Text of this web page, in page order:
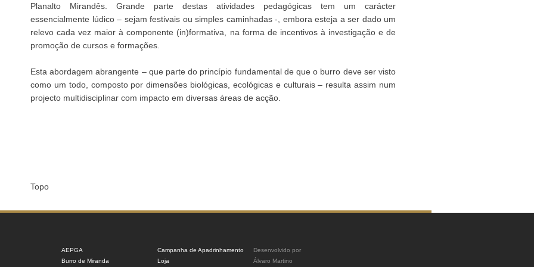
Planalto Mirandês. Grande parte destas atividades pedagógicas tem um carácter
essencialmente lúdico – sejam festivais ou simples caminhadas -, embora esteja a ser dado um
relevo cada vez maior à componente (in)formativa, na forma de incentivos à investigação e de
promoção de cursos e formações.
Esta abordagem abrangente – que parte do princípio fundamental de que o burro deve ser visto
como um todo, composto por dimensões biológicas, ecológicas e culturais – resulta assim num
projecto multidisciplinar com impacto em diversas áreas de acção.
Topo
AEPGA
Burro de Miranda
Campanha de Apadrinhamento
Loja
Desenvolvido por
Álvaro Martino